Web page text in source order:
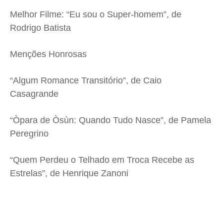
Melhor Filme: “Eu sou o Super-homem”, de
Rodrigo Batista
Menções Honrosas
“Algum Romance Transitório”, de Caio
Casagrande
“Òpara de Òsùn: Quando Tudo Nasce”, de Pamela
Peregrino
“Quem Perdeu o Telhado em Troca Recebe as
Estrelas”, de Henrique Zanoni